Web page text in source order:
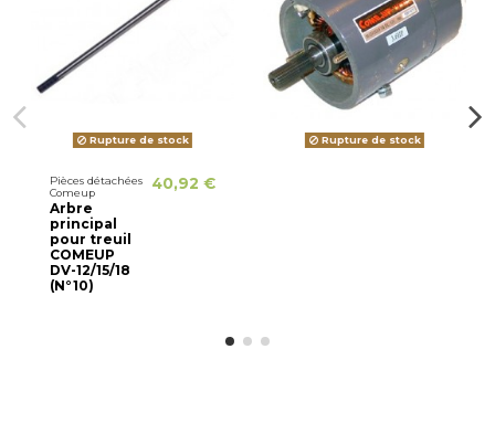
Rupture de stock
Pièces détachées
Comeup
Arbre
principal
pour treuil
COMEUP
DV-12/15/18
(N°10)
40,92 €
Rupture de stock